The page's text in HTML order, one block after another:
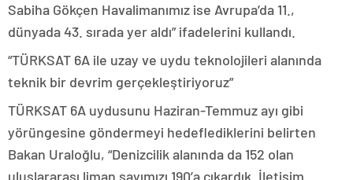
Sabiha Gökçen Havalimanımız ise Avrupa’da 11.,
dünyada 43. sırada yer aldı” ifadelerini kullandı.
“TÜRKSAT 6A ile uzay ve uydu teknolojileri alanında
teknik bir devrim gerçekleştiriyoruz”
TÜRKSAT 6A uydusunu Haziran-Temmuz ayı gibi
yörüngesine göndermeyi hedeflediklerini belirten
Bakan Uraloğlu, “Denizcilik alanında da 152 olan
uluslararası liman sayımızı 190’a çıkardık. İletişim